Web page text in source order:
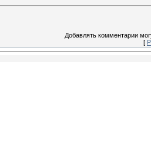
Добавлять комментарии
[